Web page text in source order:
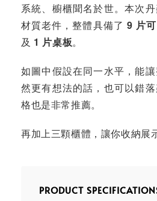
系統、櫥櫃聞名於世。本次
材質老件，整體具備了 9 片
及 1 片桌板。
如圖中假設在同一水平，能
然更有想法的話，也可以錯
格也是非常推薦。
再加上三顆櫃體，讓你收納展
PRODUCT